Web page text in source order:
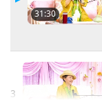
31:30
3